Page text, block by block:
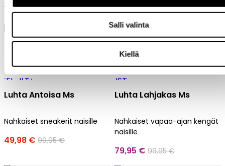
Salli valinta
Kiellä
159,95 € 159,95 €
Luhta Antoisa Ms
Nahkaiset sneakerit naisille
49,98 € 99,95 €
Luhta Lahjakas Ms
Nahkaiset vapaa-ajan kengät
naisille
79,95 € 99,95 €